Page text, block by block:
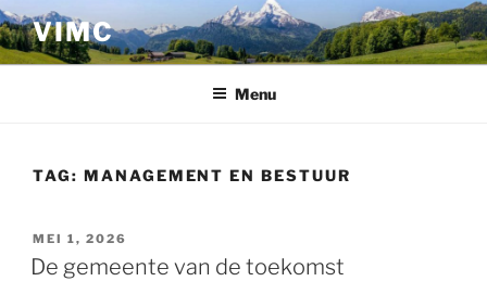
Ga
naar
de
VIMC
Menu
TAG: MANAGEMENT EN BESTUUR
GEPLAATST
OP
MEI 1, 2026
De gemeente van de toekomst